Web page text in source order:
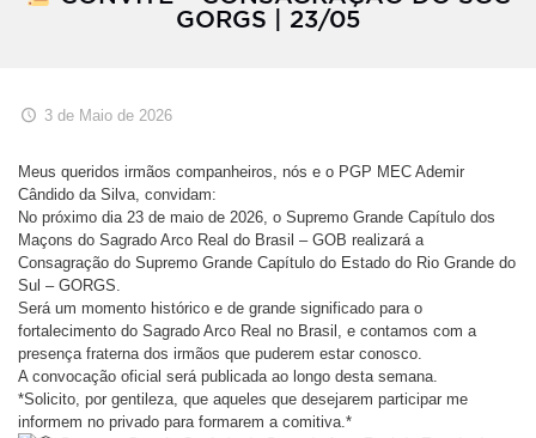
GORGS | 23/05
3 de Maio de 2026
Meus queridos irmãos companheiros, nós e o PGP MEC Ademir
Cândido da Silva, convidam:
No próximo dia 23 de maio de 2026, o Supremo Grande Capítulo dos
Maçons do Sagrado Arco Real do Brasil – GOB realizará a
Consagração do Supremo Grande Capítulo do Estado do Rio Grande do
Sul – GORGS.
Será um momento histórico e de grande significado para o
fortalecimento do Sagrado Arco Real no Brasil, e contamos com a
presença fraterna dos irmãos que puderem estar conosco.
A convocação oficial será publicada ao longo desta semana.
*Solicito, por gentileza, que aqueles que desejarem participar me
informem no privado para formarem a comitiva.*